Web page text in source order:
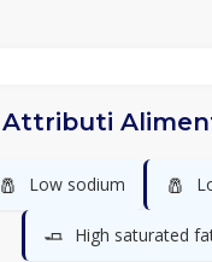
Attributi
🧂 Low sodium 🧂
🧈 High saturated